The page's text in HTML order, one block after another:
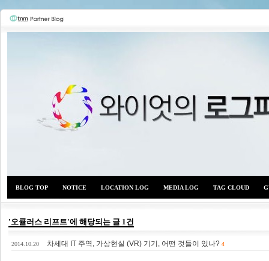
BLOG TOP NOTICE LOCATION LOG MEDIA LOG TAG CLOUD
'오큘러스 리프트'에 해당되는 글 1건
2014.10.20 차세대 IT 주역, 가상현실 (VR) 기기, 어떤 것들이 있나? 4